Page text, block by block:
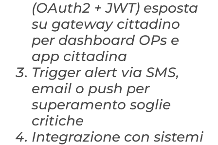
(OAuth2 + JWT) esposta
su gateway cittadino
per dashboard OPs e
app cittadina
Trigger alert via SMS,
email o push per
superamento soglie
critiche
Integrazione con sistemi